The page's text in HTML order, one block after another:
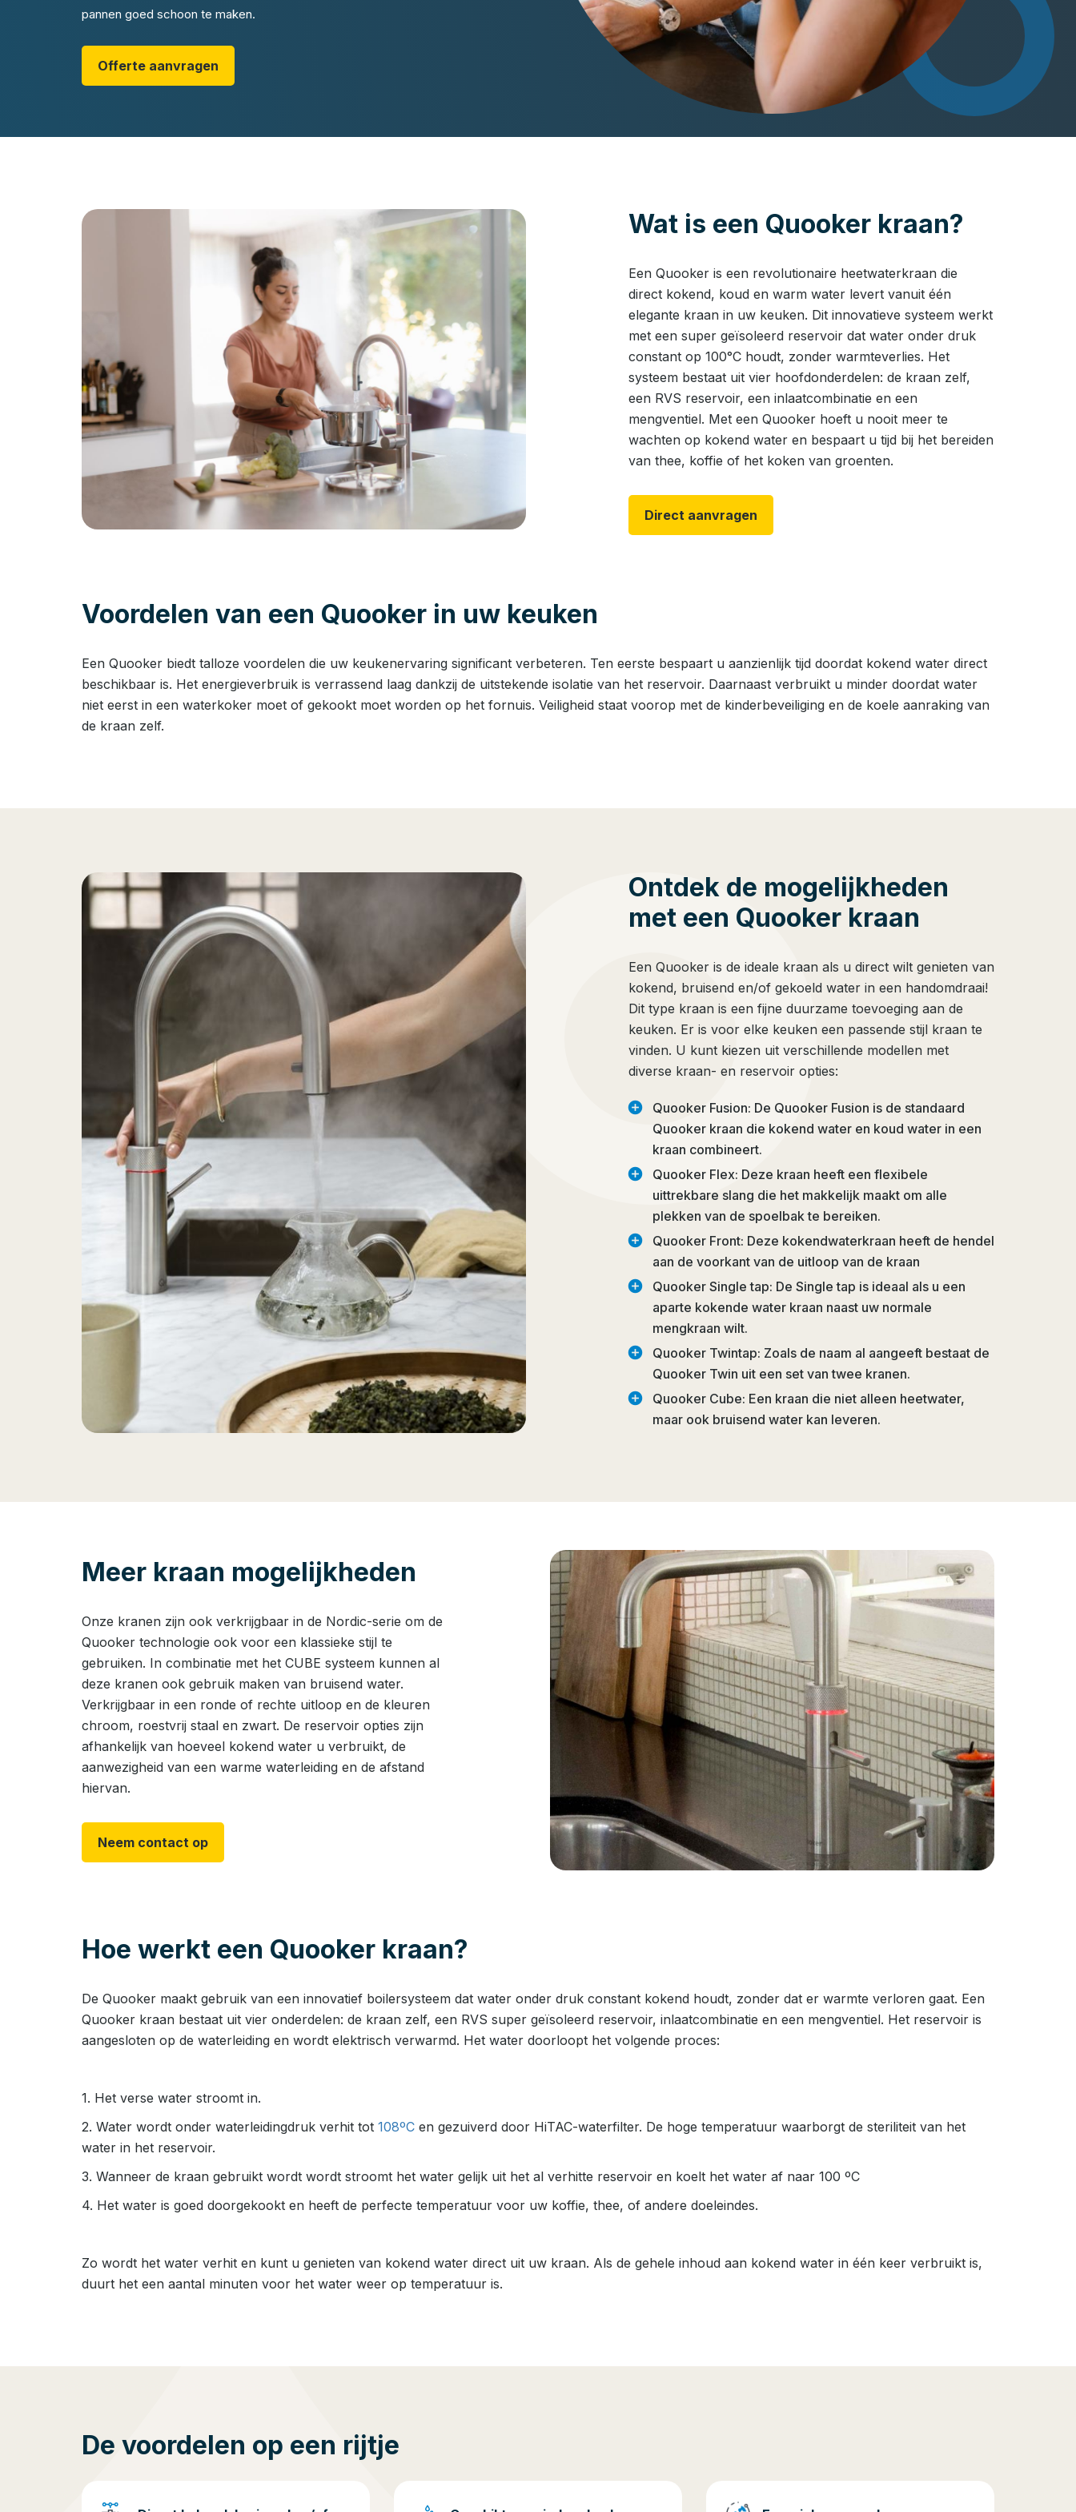
pannen goed schoon te maken.
Offerte aanvragen
Wat is een Quooker kraan?
Een Quooker is een revolutionaire heetwaterkraan die
direct kokend, koud en warm water levert vanuit één
elegante kraan in uw keuken. Dit innovatieve systeem werkt
met een super geïsoleerd reservoir dat water onder druk
constant op 100°C houdt, zonder warmteverlies. Het
systeem bestaat uit vier hoofdonderdelen: de kraan zelf,
een RVS reservoir, een inlaatcombinatie en een
mengventiel. Met een Quooker hoeft u nooit meer te
wachten op kokend water en bespaart u tijd bij het bereiden
van thee, koffie of het koken van groenten.
Direct aanvragen
Voordelen van een Quooker in uw keuken
Een Quooker biedt talloze voordelen die uw keukenervaring significant verbeteren. Ten eerste bespaart u aanzienlijk tijd doordat kokend water direct
beschikbaar is. Het energieverbruik is verrassend laag dankzij de uitstekende isolatie van het reservoir. Daarnaast verbruikt u minder doordat water
niet eerst in een waterkoker moet of gekookt moet worden op het fornuis. Veiligheid staat voorop met de kinderbeveiliging en de koele aanraking van
de kraan zelf.
Ontdek de mogelijkheden
met een Quooker kraan
Een Quooker is de ideale kraan als u direct wilt genieten van
kokend, bruisend en/of gekoeld water in een handomdraai!
Dit type kraan is een fijne duurzame toevoeging aan de
keuken. Er is voor elke keuken een passende stijl kraan te
vinden. U kunt kiezen uit verschillende modellen met
diverse kraan- en reservoir opties:
add_circle
Quooker Fusion: De Quooker Fusion is de standaard
Quooker kraan die kokend water en koud water in een
kraan combineert.
add_circle
Quooker Flex: Deze kraan heeft een flexibele
uittrekbare slang die het makkelijk maakt om alle
plekken van de spoelbak te bereiken.
add_circle
Quooker Front: Deze kokendwaterkraan heeft de hendel
aan de voorkant van de uitloop van de kraan
add_circle
Quooker Single tap: De Single tap is ideaal als u een
aparte kokende water kraan naast uw normale
mengkraan wilt.
add_circle
Quooker Twintap: Zoals de naam al aangeeft bestaat de
Quooker Twin uit een set van twee kranen.
add_circle
Quooker Cube: Een kraan die niet alleen heetwater,
maar ook bruisend water kan leveren.
Meer kraan mogelijkheden
Onze kranen zijn ook verkrijgbaar in de Nordic-serie om de
Quooker technologie ook voor een klassieke stijl te
gebruiken. In combinatie met het CUBE systeem kunnen al
deze kranen ook gebruik maken van bruisend water.
Verkrijgbaar in een ronde of rechte uitloop en de kleuren
chroom, roestvrij staal en zwart. De reservoir opties zijn
afhankelijk van hoeveel kokend water u verbruikt, de
aanwezigheid van een warme waterleiding en de afstand
hiervan.
Neem contact op
Hoe werkt een Quooker kraan?
De Quooker maakt gebruik van een innovatief boilersysteem dat water onder druk constant kokend houdt, zonder dat er warmte verloren gaat. Een
Quooker kraan bestaat uit vier onderdelen: de kraan zelf, een RVS super geïsoleerd reservoir, inlaatcombinatie en een mengventiel. Het reservoir is
aangesloten op de waterleiding en wordt elektrisch verwarmd. Het water doorloopt het volgende proces:
1. Het verse water stroomt in.
2. Water wordt onder waterleidingdruk verhit tot 108ºC en gezuiverd door HiTAC-waterfilter. De hoge temperatuur waarborgt de steriliteit van het
water in het reservoir.
3. Wanneer de kraan gebruikt wordt wordt stroomt het water gelijk uit het al verhitte reservoir en koelt het water af naar 100 ºC
4. Het water is goed doorgekookt en heeft de perfecte temperatuur voor uw koffie, thee, of andere doeleindes.
Zo wordt het water verhit en kunt u genieten van kokend water direct uit uw kraan. Als de gehele inhoud aan kokend water in één keer verbruikt is,
duurt het een aantal minuten voor het water weer op temperatuur is.
De voordelen op een rijtje